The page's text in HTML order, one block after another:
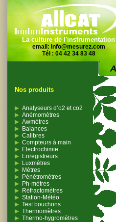
La culture de l'instrumentation
email: info@mesurez.com
Tél : 04 42 34 83 48
Nos produits
Analyseurs d’o2 et co2
Anémomètres
Awmètres
Balances
Calibres
Compteurs à main
Electrochimie
Enregistreurs
Luxmètres
Mètres
Pénétromètres
Ph-mètres
Réfractomètres
Station-Météo
Test bouchons
Thermomètres
Thermo-hygromètres